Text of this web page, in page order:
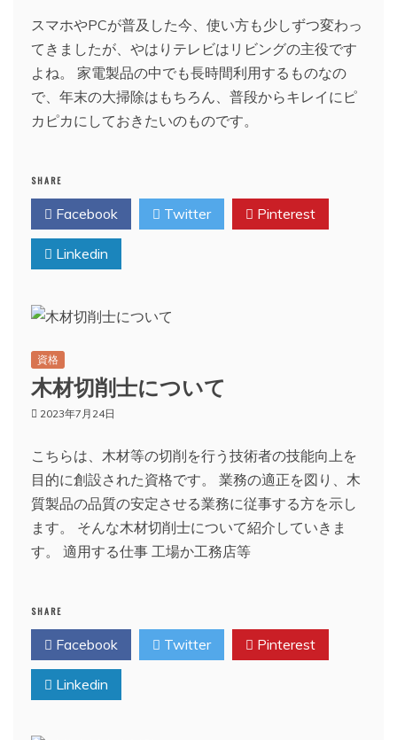
スマホやPCが普及した今、使い方も少しずつ変わっ
てきましたが、やはりテレビはリビングの主役です
よね。 家電製品の中でも長時間利用するものなの
で、年末の大掃除はもちろん、普段からキレイにピ
カピカにしておきたいのものです。
SHARE
Facebook Twitter Pinterest
Linkedin
資格
木材切削士について
2023年7月24日
こちらは、木材等の切削を行う技術者の技能向上を
目的に創設された資格です。 業務の適正を図り、木
質製品の品質の安定させる業務に従事する方を示し
ます。 そんな木材切削士について紹介していきま
す。 適用する仕事 工場か工務店等
SHARE
Facebook Twitter Pinterest
Linkedin